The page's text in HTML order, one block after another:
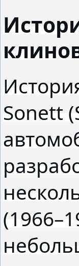
Sonett